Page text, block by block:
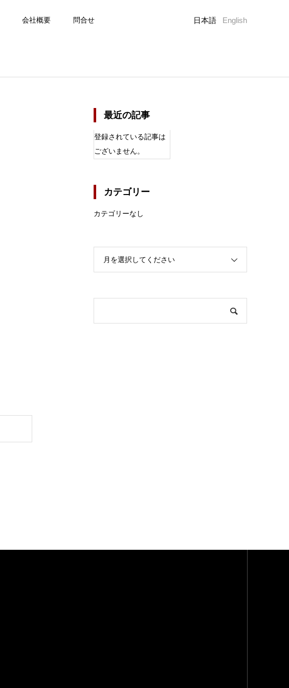
会社概要 問合せ 日本語 English
最近の記事
登録されている記事は
ございません。
カテゴリー
カテゴリーなし
月を選択してください